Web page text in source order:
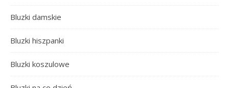
Bluzki damskie
Bluzki hiszpanki
Bluzki koszulowe